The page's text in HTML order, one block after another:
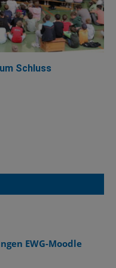
Schluss
EWG-Moodle